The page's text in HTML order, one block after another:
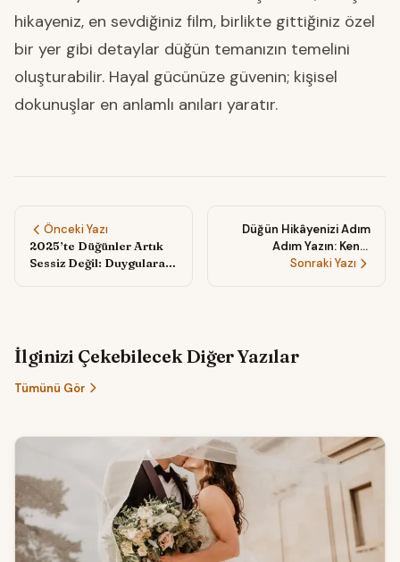
hikayeniz, en sevdiğiniz film, birlikte gittiğiniz özel
bir yer gibi detaylar düğün temanızın temelini
oluşturabilir. Hayal gücünüze güvenin; kişisel
dokunuşlar en anlamlı anıları yaratır.
Önceki Yazı
2025’te Düğünler Artık
Sessiz Değil: Duygulara
Sonraki Yazı
Düğün Hikâyenizi Adım
Adım Yazın: Kendi
Senaryonuzun Başrolü
İlginizi Çekebilecek Diğer Yazılar
Tümünü Gör